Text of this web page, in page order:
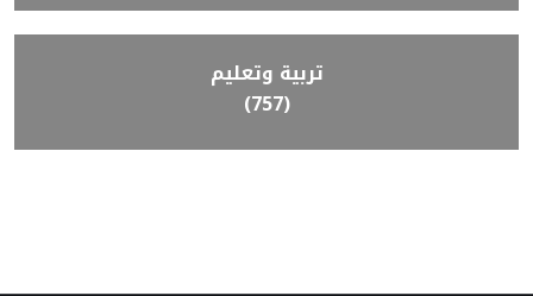
تربية وتعليم
(757)